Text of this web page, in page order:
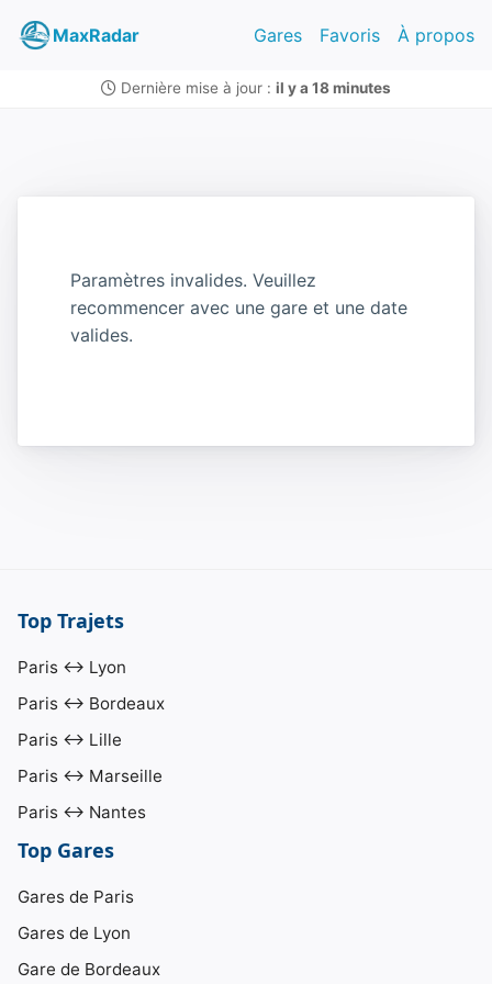
MaxRadar Gares Favoris À propos
Dernière mise à jour : il y a 18 minutes
Paramètres invalides. Veuillez
recommencer avec une gare et une date
valides.
Top Trajets
Paris ↔ Lyon
Paris ↔ Bordeaux
Paris ↔ Lille
Paris ↔ Marseille
Paris ↔ Nantes
Top Gares
Gares de Paris
Gares de Lyon
Gare de Bordeaux